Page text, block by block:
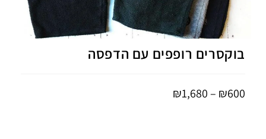
בוקסרים רופפים עם הדפסה
₪600
–
₪1,680